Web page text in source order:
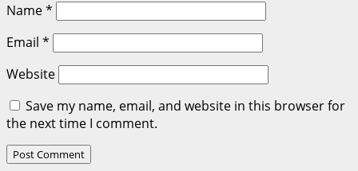
Name*
Email *
Website
Save my name, email, and website in this browser for
the next time I comment.